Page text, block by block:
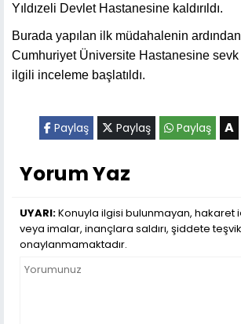
Yıldızeli Devlet Hastanesine kaldırıldı.
Burada yapılan ilk müdahalenin
Cumhuriyet Üniversite Hastanesine
ilgili inceleme başlatıldı.
Paylaş Paylaş Paylaş A
Yorum Yaz
UYARI:Konuyla ilgisi bulunmayan, hakaret
veya imalar, inançlara saldırı, şiddete
onaylanmamaktadır.